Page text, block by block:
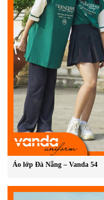
Áo lớp Đà Nẵng – Vanda 54